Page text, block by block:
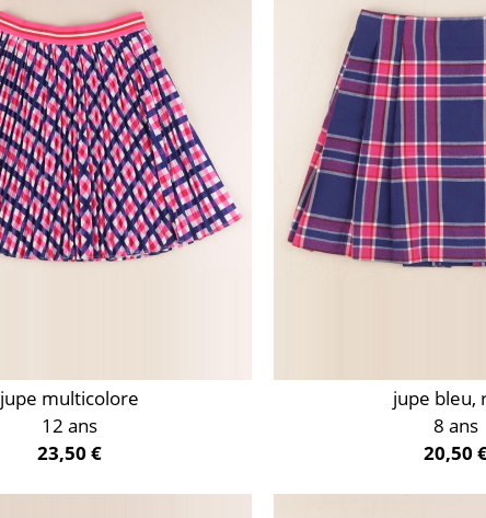
jupe multicolore
12 ans
23,50 €
jupe bleu,
8 ans
20,50